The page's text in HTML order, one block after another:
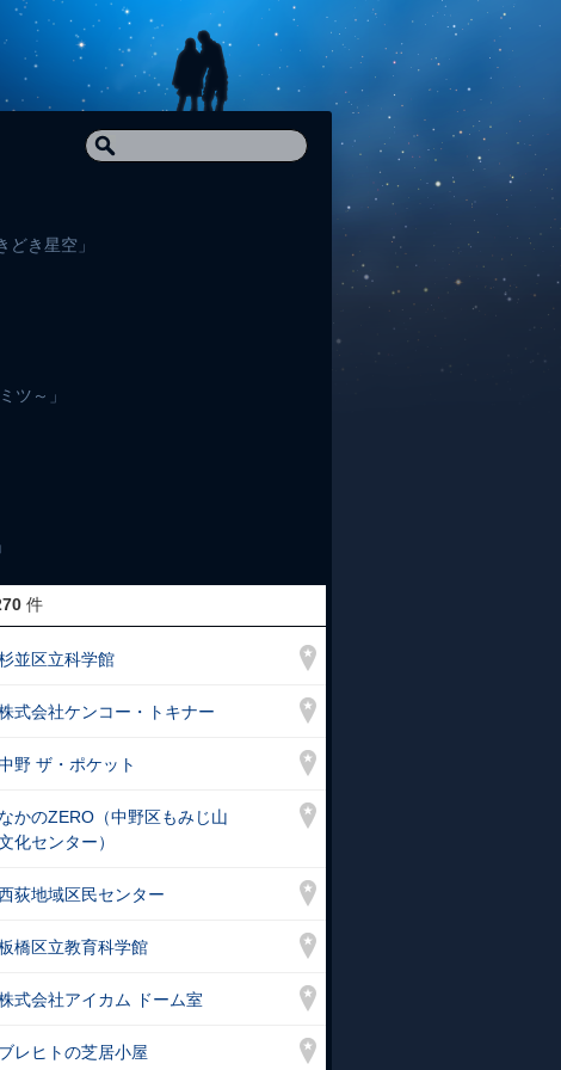
き星空」
ツ～」
ととき「MOON LIGHT」
ユーフォニアムとマリンバの
件
並区立科学館
式会社ケンコー・トキナー
野 ザ・ポケット
なかのZERO（中野区もみじ山
化センター）
荻地域区民センター
橋区立教育科学館
式会社アイカム ドーム室
ブレヒトの芝居小屋